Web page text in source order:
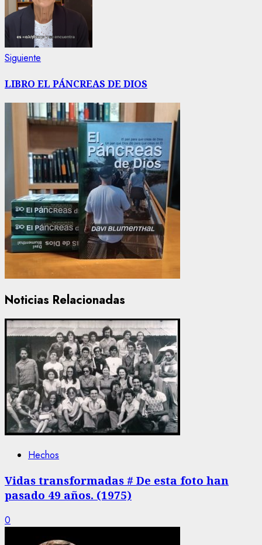
Siguiente
LIBRO EL PÁNCREAS DE DIOS
Noticias Relacionadas
Hechos
Vidas transformadas # De esta foto han
pasado 49 años. (1975)
0